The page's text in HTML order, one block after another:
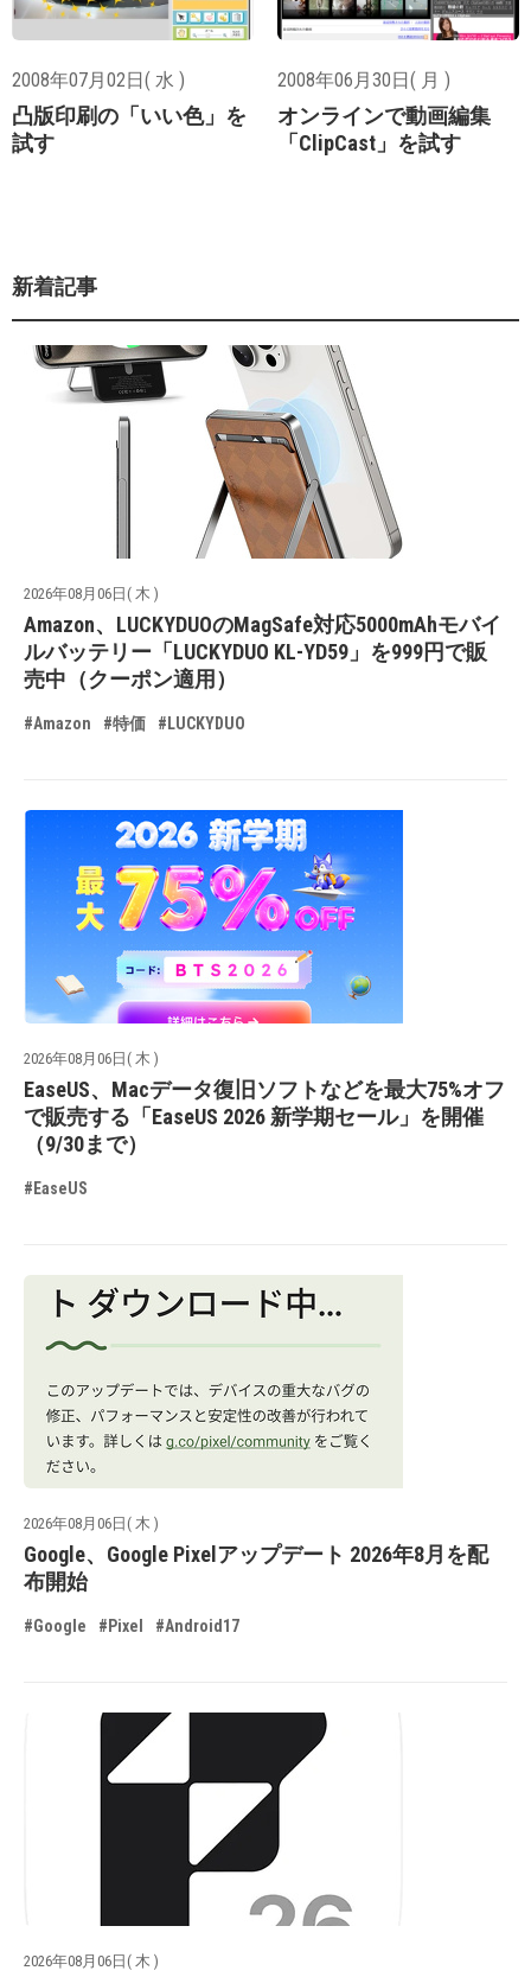
2008年07月02日( 水 )
凸版印刷の「いい色」を
試す
2008年06月30日( 月 )
オンラインで動画編集
「ClipCast」を試す
新着記事
2026年08月06日( 木 )
Amazon、LUCKYDUOのMagSafe対応5000mAhモバイ
ルバッテリー「LUCKYDUO KL-YD59」を999円で販
売中（クーポン適用）
#Amazon #特価 #LUCKYDUO
2026年08月06日( 木 )
EaseUS、Macデータ復旧ソフトなどを最大75%オフ
で販売する「EaseUS 2026 新学期セール」を開催
（9/30まで）
#EaseUS
2026年08月06日( 木 )
Google、Google Pixelアップデート 2026年8月を配
布開始
#Google #Pixel #Android17
2026年08月06日( 木 )